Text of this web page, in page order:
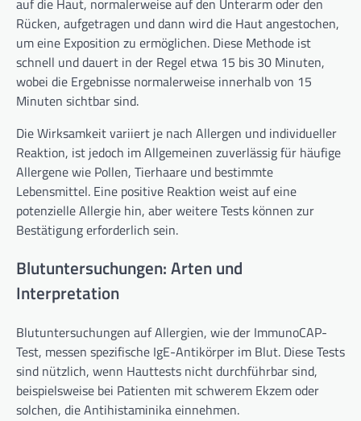
Rücken, aufgetragen und dann wird die Haut angestochen,
um eine Exposition zu ermöglichen. Diese Methode ist
schnell und dauert in der Regel etwa 15 bis 30 Minuten,
wobei die Ergebnisse normalerweise innerhalb von 15
Minuten sichtbar sind.
Die Wirksamkeit variiert je nach Allergen und individueller
Reaktion, ist jedoch im Allgemeinen zuverlässig für häufige
Allergene wie Pollen, Tierhaare und bestimmte
Lebensmittel. Eine positive Reaktion weist auf eine
potenzielle Allergie hin, aber weitere Tests können zur
Bestätigung erforderlich sein.
Blutuntersuchungen: Arten und
Interpretation
Blutuntersuchungen auf Allergien, wie der ImmunoCAP-
Test, messen spezifische IgE-Antikörper im Blut. Diese Tests
sind nützlich, wenn Hauttests nicht durchführbar sind,
beispielsweise bei Patienten mit schwerem Ekzem oder
solchen, die Antihistaminika einnehmen.